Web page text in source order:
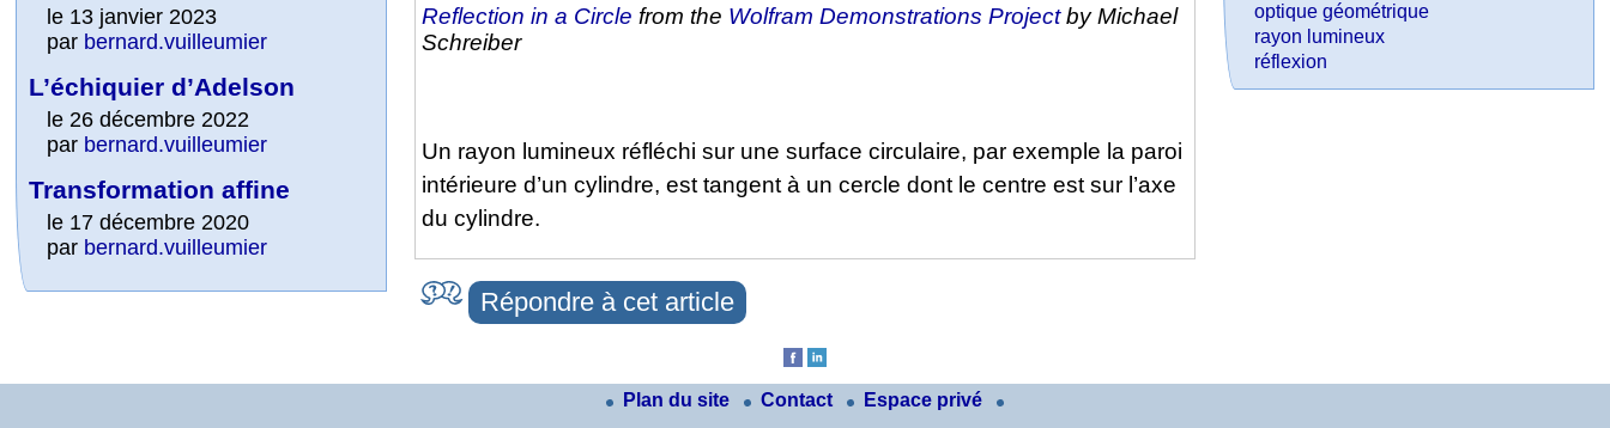
Reflection in a Circle from the Wolfram Demonstrations Projectby Michael
Schreiber
Un rayon lumineux réfléchi sur une surface circulaire, par exemple la paroi
intérieure d’un cylindre, est tangent à un cercle dont le centre est sur l’axe
du cylindre.
Répondre à cet article
le 13 janvier 2023
par bernard.vuilleumier
L’échiquier d’Adelson
le 26 décembre 2022
par bernard.vuilleumier
Transformation affine
le 17 décembre 2020
par bernard.vuilleumier
optique géométrique
rayon lumineux
réflexion
Plan du site Contact Espace privé